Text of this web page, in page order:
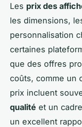
Les prix des
les dimensions,
personnalisation
certaines
que des offres
coûts, comme un
prix incluent
qualité et un
un excellent